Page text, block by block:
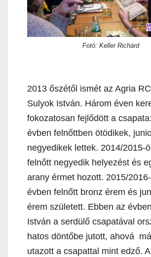
Fotó: Keller Richárd
2013 őszétől ismét az Agria
Sulyok István. Három éven
fokozatosan fejlődött a
évben felnőttben ötödikek,
negyedikek lettek. 2014/2015-
felnőtt negyedik helyezést és
arany érmet hozott. 2015/
évben felnőtt bronz érem és
érem született. Ebben az
István a serdülő csapatával
hatos döntőbe jutott, ahová
utazott a csapattal mint edző.